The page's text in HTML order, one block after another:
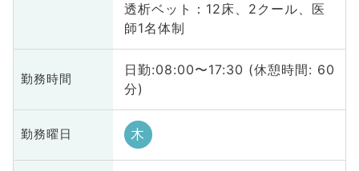
透析ベット：12床、2クール、医
師1名体制
勤務時間
日勤:08:00〜17:30 (休憩時間: 60
分)
勤務曜日 木